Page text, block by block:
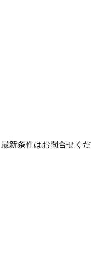
新条件はお問合せく